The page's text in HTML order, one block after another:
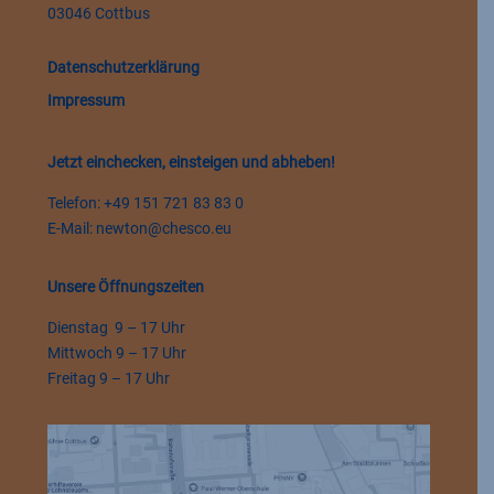
03046 Cottbus
Datenschutzerklärung
Impressum
Jetzt einchecken, einsteigen und abheben!
Telefon: +49 151 721 83 83 0
E-Mail: newton@chesco.eu
Unsere Öffnungszeiten
Dienstag 9 – 17 Uhr
Mittwoch 9 – 17 Uhr
Freitag 9 – 17 Uhr